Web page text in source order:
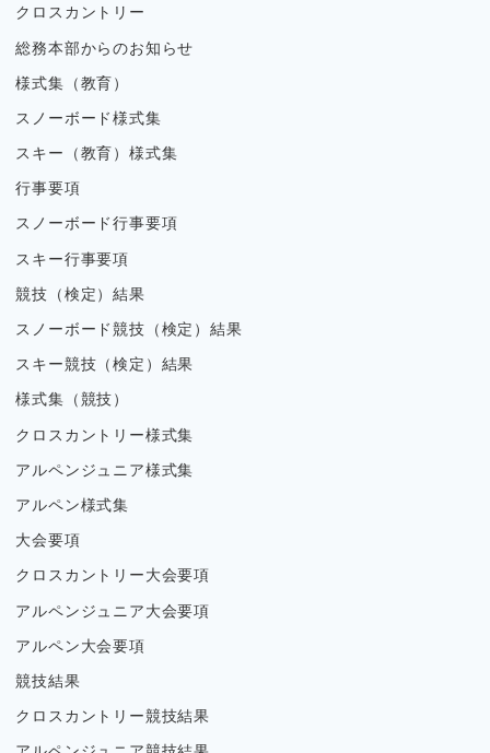
クロスカントリー
総務本部からのお知らせ
様式集（教育）
スノーボード様式集
スキー（教育）様式集
行事要項
スノーボード行事要項
スキー行事要項
競技（検定）結果
スノーボード競技（検定）結果
スキー競技（検定）結果
様式集（競技）
クロスカントリー様式集
アルペンジュニア様式集
アルペン様式集
大会要項
クロスカントリー大会要項
アルペンジュニア大会要項
アルペン大会要項
競技結果
クロスカントリー競技結果